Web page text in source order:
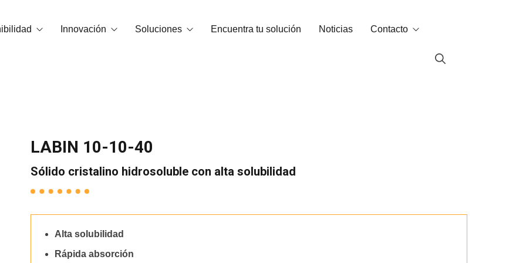
Innovación
Smart Tech
Soluciones
NPK Hidrosolubles
Acondicionadores de suelo
NPKs Foliares
Encuentra tu solución Noticias Contacto
LABIN 10-10-40
Sólido cristalino hidrosoluble con alta solubilidad
Alta solubilidad
Rápida absorción